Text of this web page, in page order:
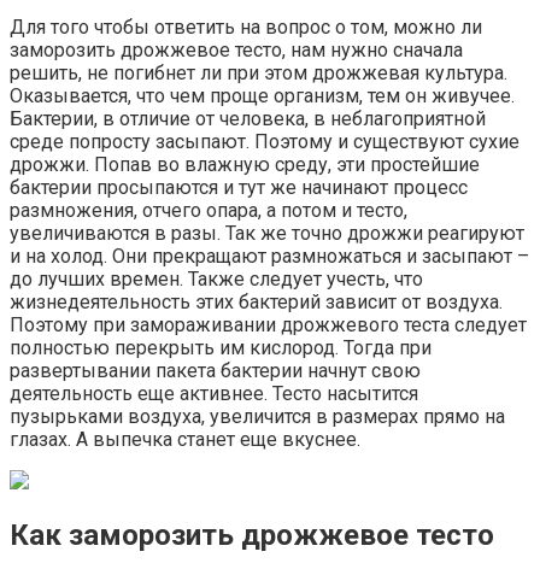
Для того чтобы ответить на вопрос о том, можно ли
заморозить дрожжевое тесто, нам нужно сначала
решить, не погибнет ли при этом дрожжевая культура.
Оказывается, что чем проще организм, тем он живучее.
Бактерии, в отличие от человека, в неблагоприятной
среде попросту засыпают. Поэтому и существуют сухие
дрожжи. Попав во влажную среду, эти простейшие
бактерии просыпаются и тут же начинают процесс
размножения, отчего опара, а потом и тесто,
увеличиваются в разы. Так же точно дрожжи реагируют
и на холод. Они прекращают размножаться и засыпают –
до лучших времен. Также следует учесть, что
жизнедеятельность этих бактерий зависит от воздуха.
Поэтому при замораживании дрожжевого теста следует
полностью перекрыть им кислород. Тогда при
развертывании пакета бактерии начнут свою
деятельность еще активнее. Тесто насытится
пузырьками воздуха, увеличится в размерах прямо на
глазах. А выпечка станет еще вкуснее.
Как заморозить дрожжевое тесто